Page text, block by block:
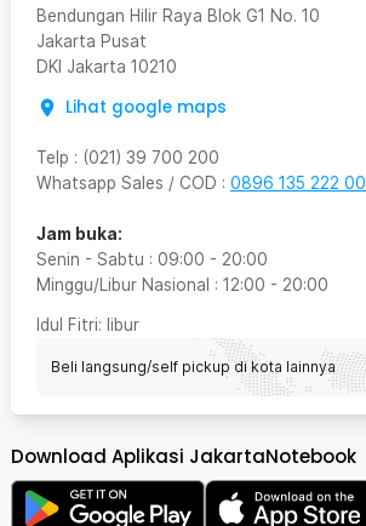
Bendungan Hilir Raya Blok G1 No. 10
Jakarta Pusat
DKI Jakarta 10210
Lihat google maps
Telp : (021) 39 700 200
Whatsapp Sales / COD : 0896 135 222 00
Jam buka:
Senin - Sabtu : 09:00 - 20:00
Minggu/Libur Nasional : 12:00 - 20:00
Idul Fitri: libur
Beli langsung/self pickup di kota lainnya
Download Aplikasi JakartaNotebook